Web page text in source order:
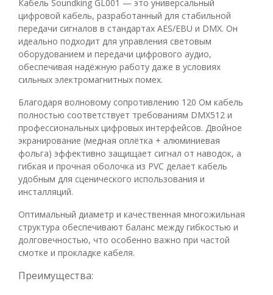
Кабель Soundking GL001 — это универсальный
цифровой кабель, разработанный для стабильной
передачи сигналов в стандартах AES/EBU и DMX. Он
идеально подходит для управления световым
оборудованием и передачи цифрового аудио,
обеспечивая надёжную работу даже в условиях
сильных электромагнитных помех.
Благодаря волновому сопротивлению 120 Ом кабель
полностью соответствует требованиям DMX512 и
профессиональных цифровых интерфейсов. Двойное
экранирование (медная оплётка + алюминиевая
фольга) эффективно защищает сигнал от наводок, а
гибкая и прочная оболочка из PVC делает кабель
удобным для сценического использования и
инсталляций.
Оптимальный диаметр и качественная многожильная
структура обеспечивают баланс между гибкостью и
долговечностью, что особенно важно при частой
смотке и прокладке кабеля.
Преимущества: